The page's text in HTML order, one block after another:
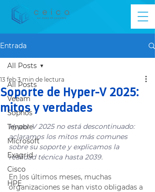
Entrada
All Posts
Veeam
Sophos
Tenable
Microsoft
Exagrid
Cisco
HPE
All Posts
Soporte de Hyper-V 2025:
mitos y verdades
13 feb 3 min de lectura
Hyper-V 2025 no está descontinuado:
aclaramos los mitos más comunes
sobre su soporte y explicamos la
realidad técnica hasta 2039.
En los últimos meses, muchas
organizaciones se han visto obligadas a